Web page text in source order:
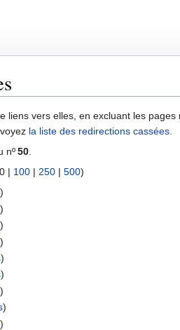
liens vers elles, en excluant les
la liste des redirections cassées.
nº50.
| 100 | 250 | 500)
)
)
)
)
)
)
)
)
)